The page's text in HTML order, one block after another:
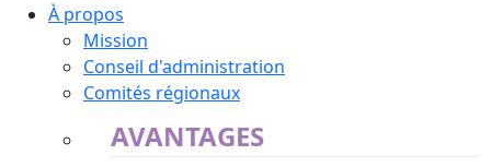
À propos
Mission
Conseil d'administration
Comités régionaux
AVANTAGES